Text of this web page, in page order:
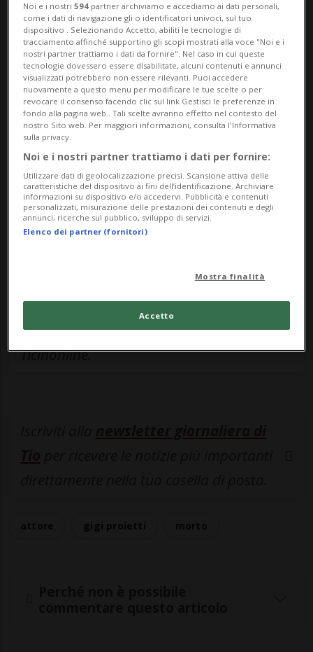
è deceduto nella notte. Lo riferiscono i
media italiani. L'attore romano avrebbe
compiuto proprio oggi...
🔐 Sblocca il nostro archivio
esclusivo!
Sottoscrivi un abbonamentoArchivioper
leggere questo articolo, oppure scegli
MyTioAboper accedere all'archivio e
navigare su sito e app senza pubblicità.
Entra nelcanale WhatsAppdi
Ticinonline.
Noi e i nostri594 partner archiviamo e accediamo ai dati personali,
come i dati di navigazione gli o identificatori univoci, sul tuo
dispositivo . Selezionando Accetto, abiliti le tecnologie di
tracciamento affinché supportino gli scopi mostrati alla voce "Noi e i
nostri partner trattiamo i dati da fornire". Nel caso in cui queste
tecnologie dovessero essere disabilitate, alcuni contenuti e annunci
visualizzati potrebbero non essere rilevanti. Puoi accedere
nuovamente a questo menu per modificare le tue scelte o per
revocare il consenso facendo clic sul link Gestisci le preferenze in
fondo alla pagina web.. Tali scelte avranno effetto nel contesto del
nostro Sito web. Per maggiori informazioni, consulta l'Informativa
sulla privacy.
Noi e i nostri partner trattiamo i dati per fornire:
Utilizzare dati di geolocalizzazione precisi. Scansione attiva delle
caratteristiche del dispositivo ai fini dell’identificazione. Archiviare
informazioni su dispositivo e/o accedervi. Pubblicità e contenuti
personalizzati, misurazione delle prestazioni dei contenuti e degli
annunci, ricerche sul pubblico, sviluppo di servizi.
Elenco dei partner (fornitori)
Mostra finalità
Accetto